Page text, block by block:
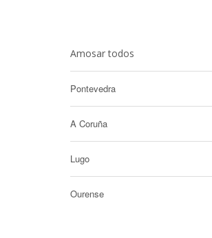
Amosar todos
Pontevedra
A Coruña
Lugo
Ourense